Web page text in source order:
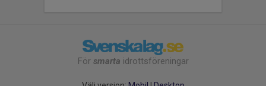
För smarta idrottsföreningar